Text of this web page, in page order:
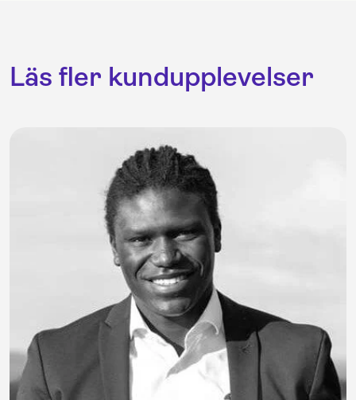
Läs fler kundupplevelser